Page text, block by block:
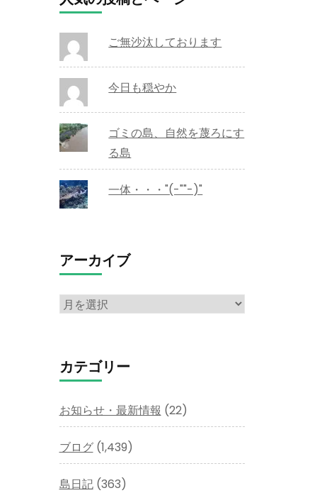
ご無沙汰しております
今日も穏やか
ゴミの島、自然を蔑ろにす
る島
一体・・・"(-""-)"
アーカイブ
ア
イ
ブ
カテゴリー
お知らせ・最新情報 (22)
ブログ(1,439)
島日記(363)